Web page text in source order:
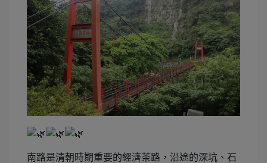
南路是清朝時期重要的經濟茶路，沿途的深坑、石